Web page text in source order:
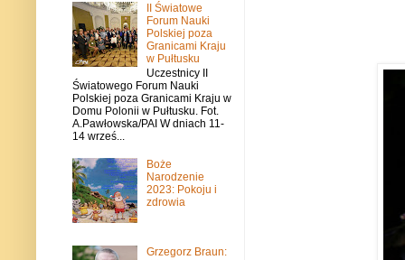
II Światowe
Forum Nauki
Polskiej poza
Granicami Kraju
w Pułtusku
Uczestnicy II
Światowego Forum Nauki
Polskiej poza Granicami Kraju w
Domu Polonii w Pułtusku. Fot.
A.Pawłowska/PAI W dniach 11-
14 wrześ...
Boże
Narodzenie
2023: Pokoju i
zdrowia
Grzegorz Braun: